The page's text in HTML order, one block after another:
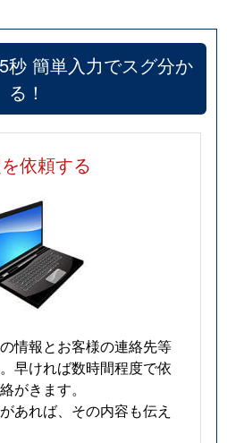
秒 簡単入力でスグ分か
る！
依頼する
情報とお客様の連絡先等
早ければ数時間程度で依
がきます。
あれば、その内容も伝え